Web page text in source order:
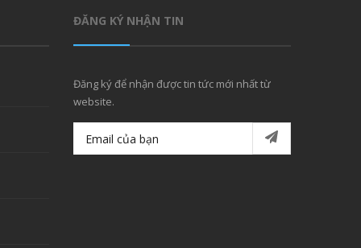
ĐĂNG KÝ NHẬN TIN
Đăng ký để nhận được tin tức mới nhất từ
website.